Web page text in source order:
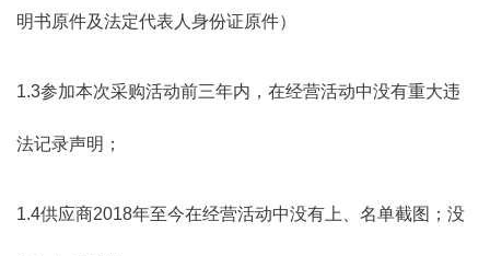
明书原件及法定代表人身份证原件）
1.3参加本次采购活动前三年内，在经营活动中没有重大违
法记录声明；
1.4供应商2018年至今在经营活动中没有上、名单截图；没